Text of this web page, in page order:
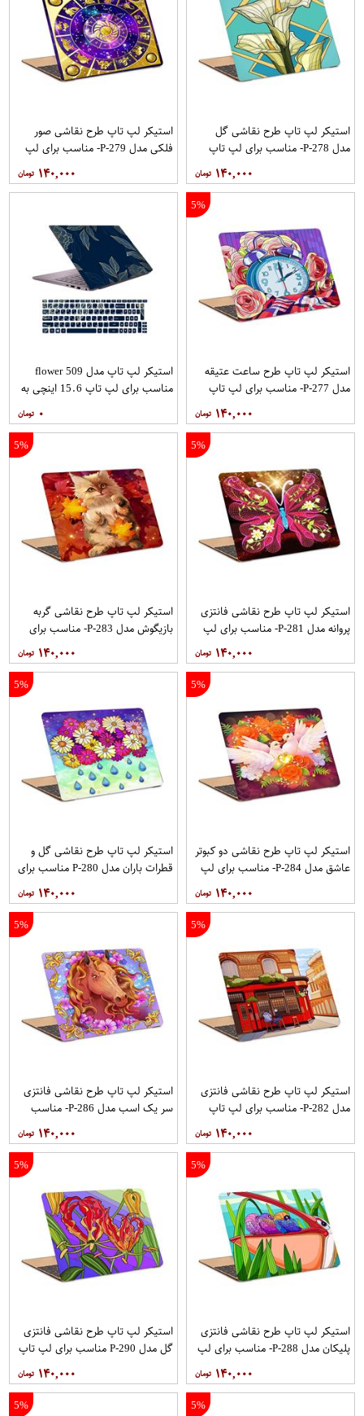
استیکر لپ تاپ طرح نقاشی گل
مدل P-278- مناسب برای لپ تاپ
۱۴۰,۰۰۰
استیکر لپ تاپ طرح نقاشی صور
فلکی مدل P-279- مناسب برای لپ
۱۴۰,۰۰۰
5%
استیکر لپ تاپ طرح ساعت عتیقه
مدل P-277- مناسب برای لپ تاپ
۱۴۰,۰۰۰
استیکر لپ تاپ مدل flower 509
مناسب برای لپ تاپ 15.6 اینچی به
۰
5%
استیکر لپ تاپ طرح نقاشی فانتزی
پروانه مدل P-281- مناسب برای لپ
۱۴۰,۰۰۰
5%
استیکر لپ تاپ طرح نقاشی گربه
بازیگوش مدل P-283- مناسب برای
۱۴۰,۰۰۰
5%
استیکر لپ تاپ طرح نقاشی دو کبوتر
عاشق مدل P-284- مناسب برای لپ
۱۴۰,۰۰۰
5%
استیکر لپ تاپ طرح نقاشی گل و
قطرات باران مدل P-280 مناسب برای
۱۴۰,۰۰۰
5%
استیکر لپ تاپ طرح نقاشی فانتزی
مدل P-282- مناسب برای لپ تاپ
۱۴۰,۰۰۰
5%
استیکر لپ تاپ طرح نقاشی فانتزی
سر یک اسب مدل P-286- مناسب
۱۴۰,۰۰۰
5%
استیکر لپ تاپ طرح نقاشی فانتزی
پلیکان مدل P-288- مناسب برای لپ
۱۴۰,۰۰۰
5%
استیکر لپ تاپ طرح نقاشی فانتزی
گل مدل P-290 مناسب برای لپ تاپ
۱۴۰,۰۰۰
5%
5%